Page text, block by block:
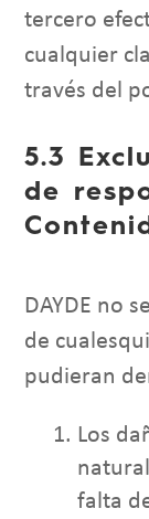
tercero
cualquier
través del
5.3
de
DAYDE no
de
pudieran
Los
falta